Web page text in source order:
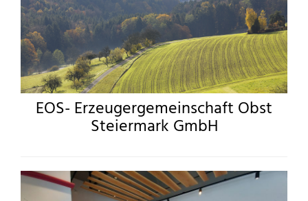
EOS- Erzeugergemeinschaft Obst
Steiermark GmbH